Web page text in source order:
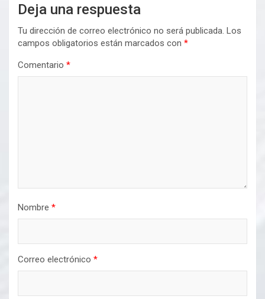
Deja una respuesta
Tu dirección de correo electrónico no será publicada. Los
campos obligatorios están marcados con *
Comentario *
Nombre *
Correo electrónico *